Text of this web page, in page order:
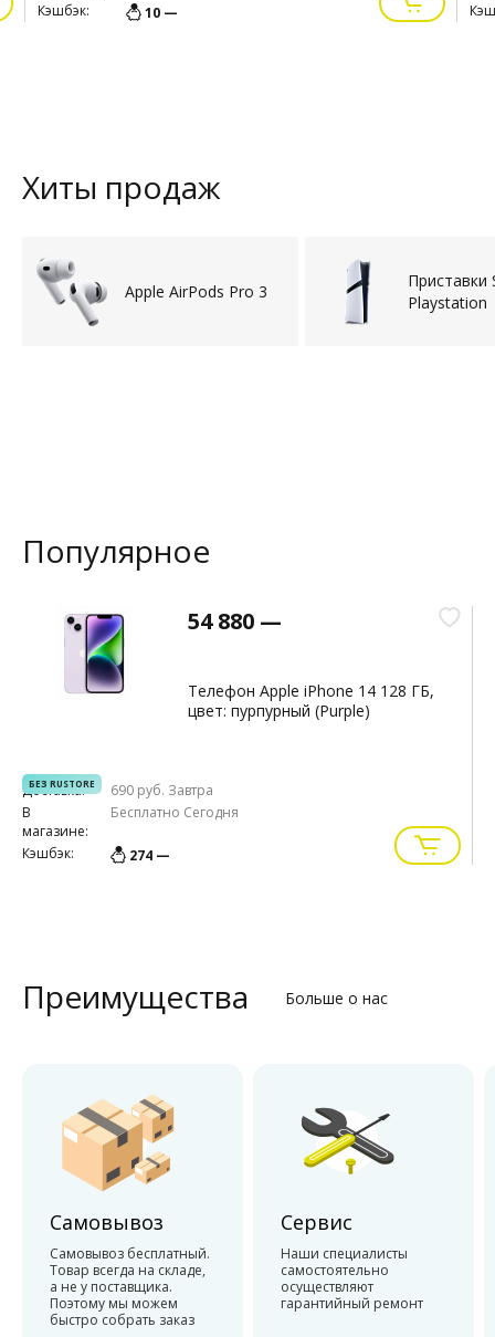
Кэшбэк: 10 —
Хиты продаж
Apple AirPods Pro 3
Приставки
Playstation
Популярное
БЕЗ RUSTORE
54 880 —
Телефон Apple iPhone 14 128 ГБ,
цвет: пурпурный (Purple)
Доставка: 690 руб. Завтра
В
магазине:
Бесплатно Сегодня
Кэшбэк: 274 —
Преимущества Больше о нас
Самовывоз
Самовывоз бесплатный.
Товар всегда на складе,
а не у поставщика.
Поэтому мы можем
быстро собрать заказ
Сервис
Наши специалисты
самостоятельно
осуществляют
гарантийный ремонт